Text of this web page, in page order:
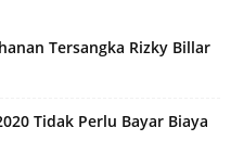
Tersangka Rizky Billar
Tidak Perlu Bayar Biaya